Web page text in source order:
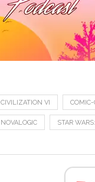
CIVILIZATION VI
NOVALOGIC STAR